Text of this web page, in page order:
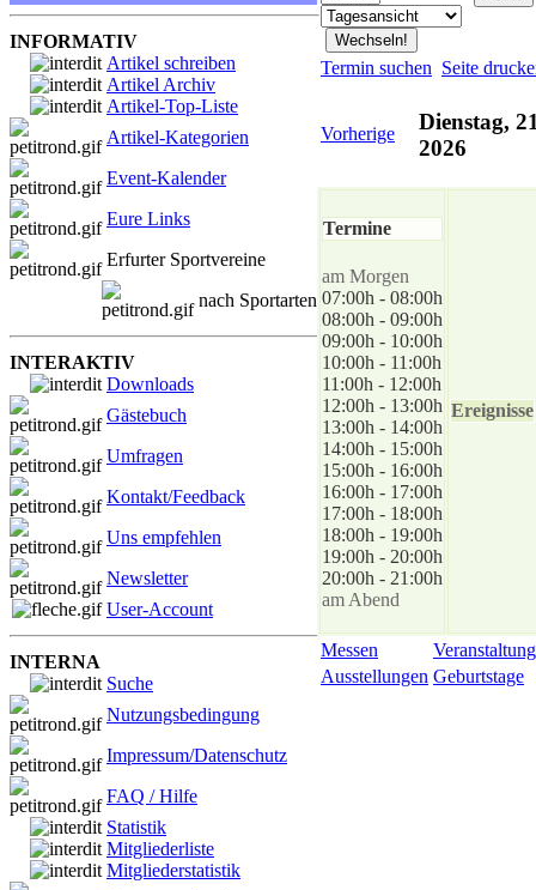
INFORMATIV
Artikel schreiben
Artikel Archiv
Artikel-Top-Liste
Artikel-Kategorien
Event-Kalender
Eure Links
Erfurter Sportvereine
nach Sportarten
INTERAKTIV
Downloads
Gästebuch
Umfragen
Kontakt/Feedback
Uns empfehlen
Newsletter
User-Account
INTERNA
Suche
Nutzungsbedingung
Impressum/Datenschutz
FAQ / Hilfe
Statistik
Mitgliederliste
Mitgliederstatistik
Termin suchen Seite
Vorherige
Dienstag,
2026
Termine
am Morgen
07:00h - 08:00h
08:00h - 09:00h
09:00h - 10:00h
10:00h - 11:00h
11:00h - 12:00h
12:00h - 13:00h
13:00h - 14:00h
14:00h - 15:00h
15:00h - 16:00h
16:00h - 17:00h
17:00h - 18:00h
18:00h - 19:00h
19:00h - 20:00h
20:00h - 21:00h
am Abend
Ereignisse
Messen
Veranstaltung
Ausstellungen Geburtstage